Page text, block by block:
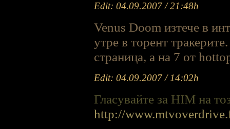
Edit: 04.09.2007 / 21:48h
Venus Doom изтече в
утре в торент
страница, а на 7 от
Edit: 04.09.2007 / 14:02h
Гласувайте за HIM на
http://